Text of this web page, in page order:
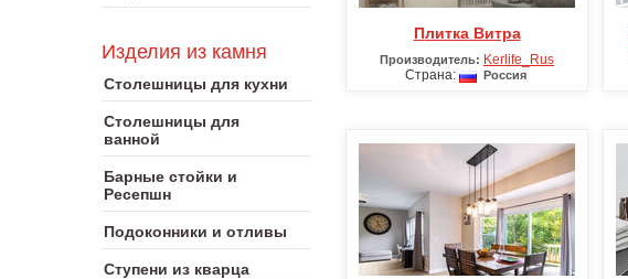
Изделия из камня
Столешницы для кухни
Столешницы для
ванной
Барные стойки и
Ресепшн
Подоконники и отливы
Ступени из кварца
Плитка Витра
Производитель: Kerlife_Rus
Страна:
Россия